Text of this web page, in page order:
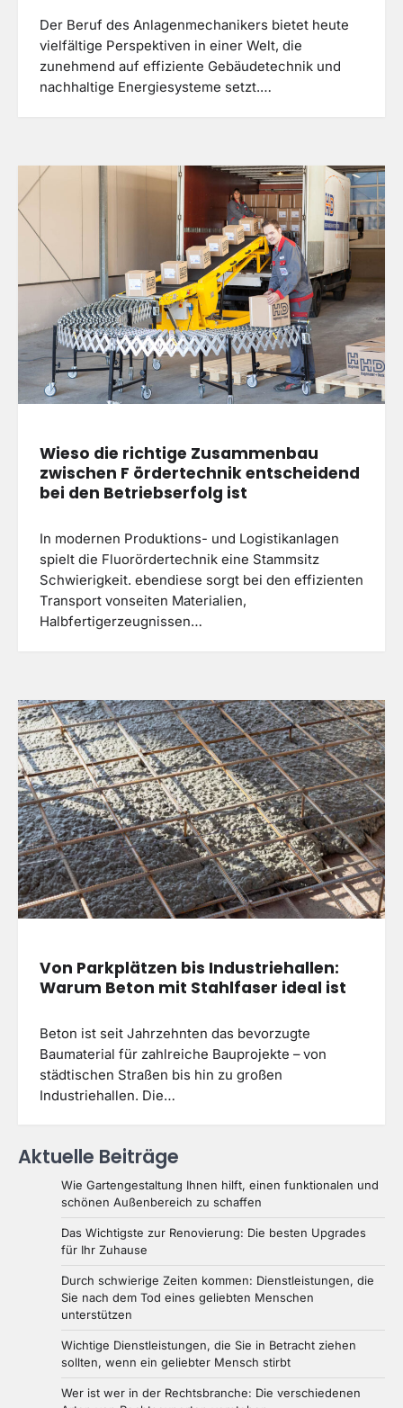
Der Beruf des Anlagenmechanikers bietet heute
vielfältige Perspektiven in einer Welt, die
zunehmend auf effiziente Gebäudetechnik und
nachhaltige Energiesysteme setzt.…
Wieso die richtige Zusammenbau
zwischen F ördertechnik entscheidend
bei den Betriebserfolg ist
In modernen Produktions- und Logistikanlagen
spielt die Fluorördertechnik eine Stammsitz
Schwierigkeit. ebendiese sorgt bei den effizienten
Transport vonseiten Materialien,
Halbfertigerzeugnissen…
Von Parkplätzen bis Industriehallen:
Warum Beton mit Stahlfaser ideal ist
Beton ist seit Jahrzehnten das bevorzugte
Baumaterial für zahlreiche Bauprojekte – von
städtischen Straßen bis hin zu großen
Industriehallen. Die…
Aktuelle Beiträge
Wie Gartengestaltung Ihnen hilft, einen funktionalen und
schönen Außenbereich zu schaffen
Das Wichtigste zur Renovierung: Die besten Upgrades
für Ihr Zuhause
Durch schwierige Zeiten kommen: Dienstleistungen, die
Sie nach dem Tod eines geliebten Menschen
unterstützen
Wichtige Dienstleistungen, die Sie in Betracht ziehen
sollten, wenn ein geliebter Mensch stirbt
Wer ist wer in der Rechtsbranche: Die verschiedenen